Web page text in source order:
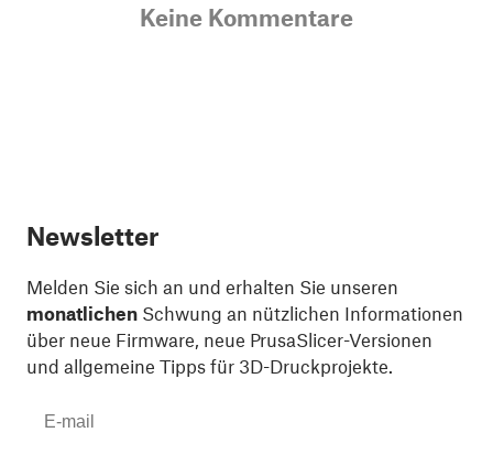
Keine Kommentare
Newsletter
Melden Sie sich an und erhalten Sie unseren
monatlichen Schwung an nützlichen Informationen
über neue Firmware, neue PrusaSlicer-Versionen
und allgemeine Tipps für 3D-Druckprojekte.